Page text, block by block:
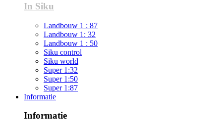
In Siku
Landbouw 1 : 87
Landbouw 1: 32
Landbouw 1 : 50
Siku control
Siku world
Super 1:32
Super 1:50
Super 1:87
Informatie
Informatie